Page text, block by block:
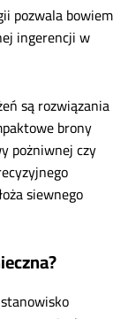
pozwala bowiem
ingerencji w
są rozwiązania
brony
pożniwnej czy
siewnego